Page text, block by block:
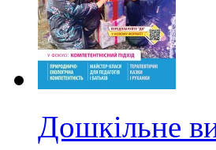
Дошкільне